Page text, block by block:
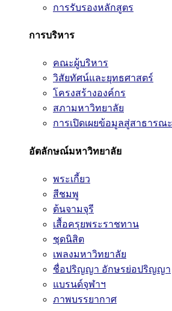
การรับรองหลักสูตร
การบริหาร
คณะผู้บริหาร
วิสัยทัศน์และยุทธศาสตร์
โครงสร้างองค์กร
สภามหาวิทยาลัย
การเปิดเผยข้อมูลสู่สาธารณะ
อัตลักษณ์มหาวิทยาลัย
พระเกี้ยว
สีชมพู
ต้นจามจุรี
เสื้อครุยพระราชทาน
ชุดนิสิต
เพลงมหาวิทยาลัย
ชื่อปริญญา อักษรย่อปริญญา
แบรนด์จุฬาฯ
ภาพบรรยากาศ